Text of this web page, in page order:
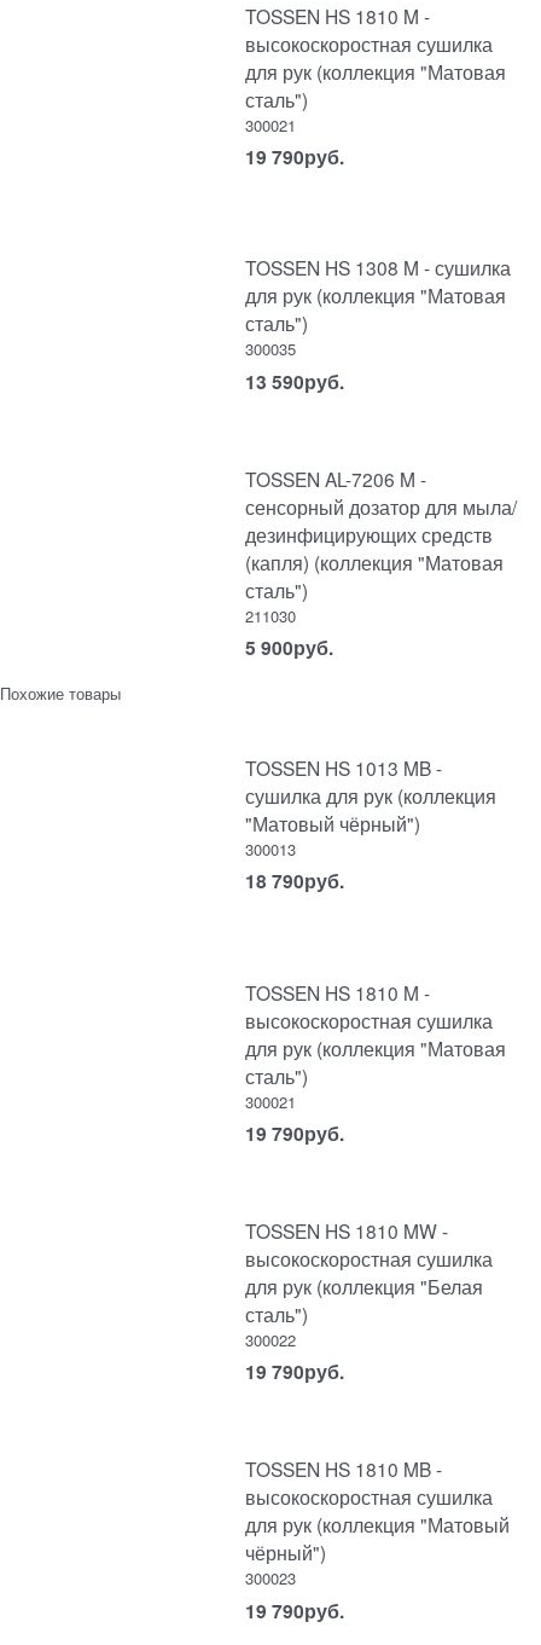
TOSSEN HS 1810 M -
высокоскоростная сушилка
для рук (коллекция "Матовая
сталь")
300021
19 790руб.
TOSSEN HS 1308 M - сушилка
для рук (коллекция "Матовая
сталь")
300035
13 590руб.
TOSSEN AL-7206 M -
сенсорный дозатор для мыла/
дезинфицирующих средств
(капля) (коллекция "Матовая
сталь")
211030
5 900руб.
Похожие товары
TOSSEN HS 1013 MB -
сушилка для рук (коллекция
"Матовый чёрный")
300013
18 790руб.
TOSSEN HS 1810 M -
высокоскоростная сушилка
для рук (коллекция "Матовая
сталь")
300021
19 790руб.
TOSSEN HS 1810 MW -
высокоскоростная сушилка
для рук (коллекция "Белая
сталь")
300022
19 790руб.
TOSSEN HS 1810 MB -
высокоскоростная сушилка
для рук (коллекция "Матовый
чёрный")
300023
19 790руб.